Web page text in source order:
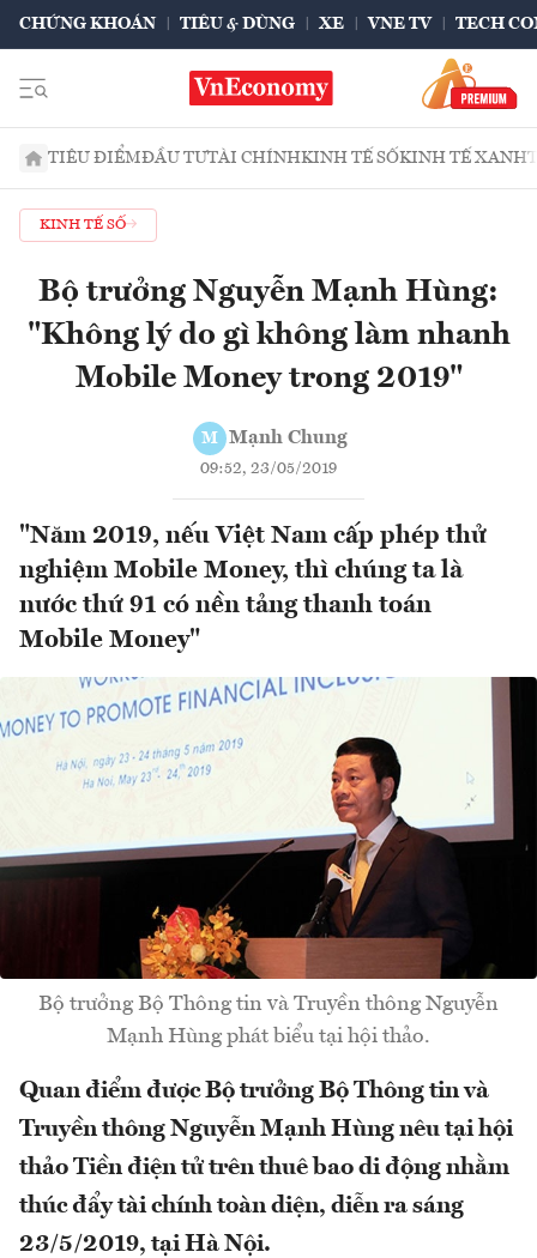
CHỨNG KHOÁN TIÊU & DÙNG XE VNE TV TECH
TIÊU ĐIỂMĐẦU TƯTÀI CHÍNHKINH TẾ SỐKINH TẾ XANH
KINH TẾ SỐ
Bộ trưởng Nguyễn Mạnh Hùng:
"Không lý do gì không làm nhanh
Mobile Money trong 2019"
M Mạnh Chung
09:52, 23/05/2019
"Năm 2019, nếu Việt Nam cấp phép thử
nghiệm Mobile Money, thì chúng ta là
nước thứ 91 có nền tảng thanh toán
Mobile Money"
Bộ trưởng Bộ Thông tin và Truyền thông Nguyễn
Mạnh Hùng phát biểu tại hội thảo.
Quan điểm được Bộ trưởng Bộ Thông tin và
Truyền thông Nguyễn Mạnh Hùng nêu tại hội
thảo Tiền điện tử trên thuê bao di động nhằm
thúc đẩy tài chính toàn diện, diễn ra sáng
23/5/2019, tại Hà Nội.